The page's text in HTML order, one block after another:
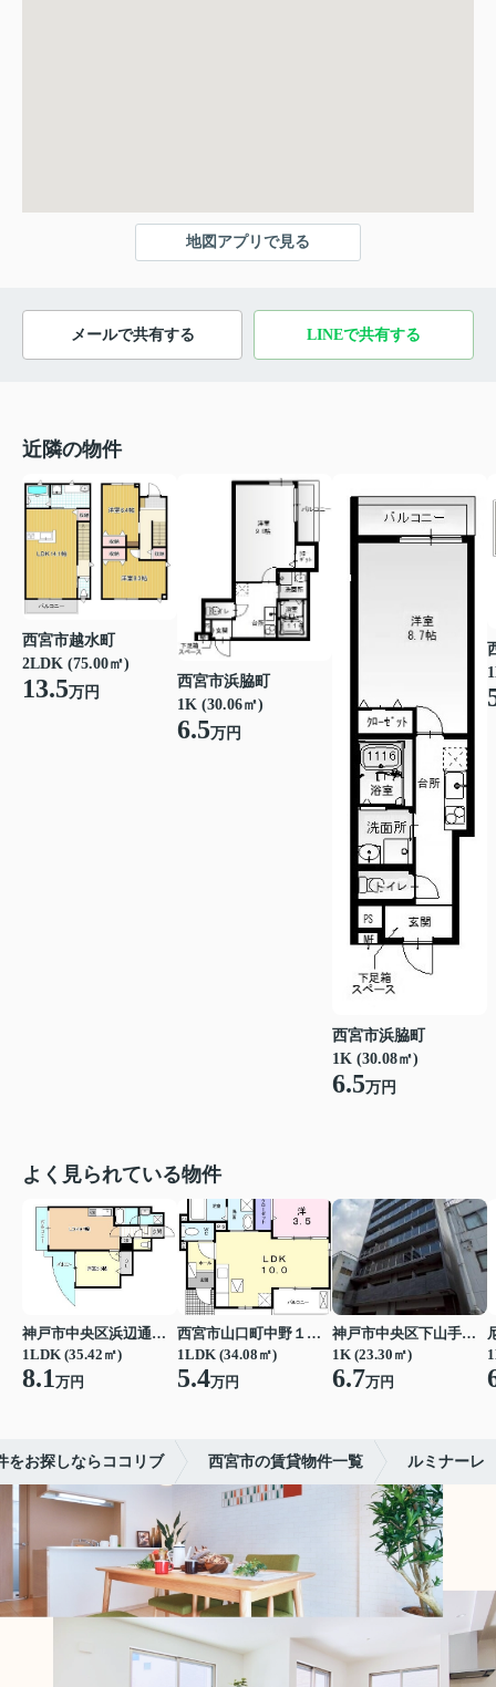
地図アプリで見る
メールで共有する LINEで共有する
近隣の物件
西宮市越水町
2LDK (75.00㎡)
13.5万円
西宮市浜脇町
1K (30.06㎡)
6.5万円
西宮市浜脇町
1K (30.08㎡)
6.5万円
よく見られている物件
神戸市中央区浜辺通３丁目
1LDK (35.42㎡)
8.1万円
西宮市山口町中野１丁目
1LDK (34.08㎡)
5.4万円
神戸市中央区下山手通７丁目
1K (23.30㎡)
6.7万円
をお探しならココリブ 西宮市の賃貸物件一覧 ルミナーレ